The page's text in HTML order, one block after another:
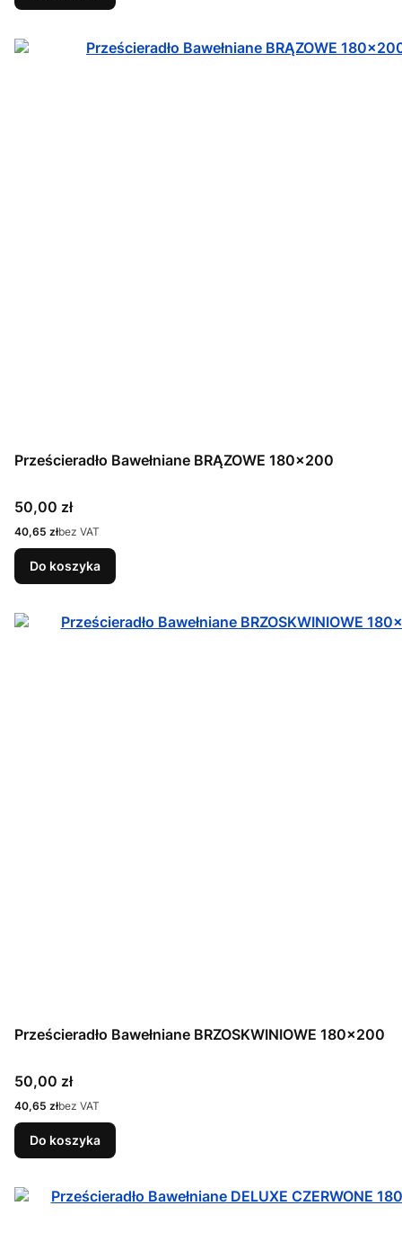
Prześcieradło Bawełniane BRĄZOWE 180x200
Cena
50,00 zł
Cena
40,65 złbez VAT
Do koszyka
Prześcieradło Bawełniane BRZOSKWINIOWE 180x200
Cena
50,00 zł
Cena
40,65 złbez VAT
Do koszyka